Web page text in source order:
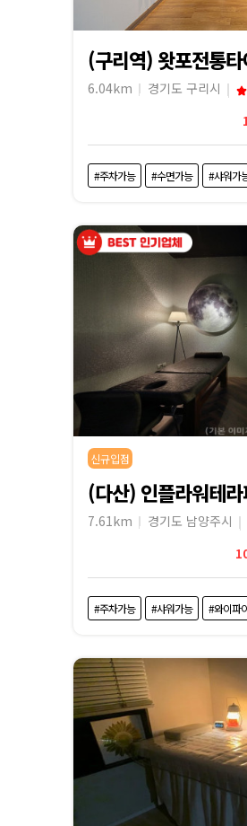
(구리역) 왓포전통타
6.04km 경기도 구리시
#주차가능 #수면가능 #샤워가
신규입점
(다산) 인플라워테라
7.61km 경기도 남양주시
#주차가능 #샤워가능 #와이파